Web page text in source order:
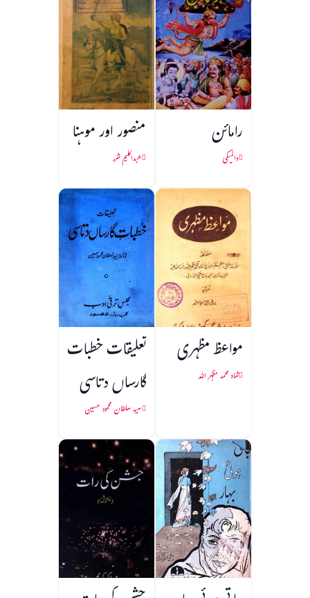
رامائن
والمیکی
منصور اور موہنا
عبدالحلیم شرر
مواعظ مظہری
شاہ محمد مظہر اللہ
تعلیقات خطبات
گارساں دتاسی
سید سلطان محمود حسین